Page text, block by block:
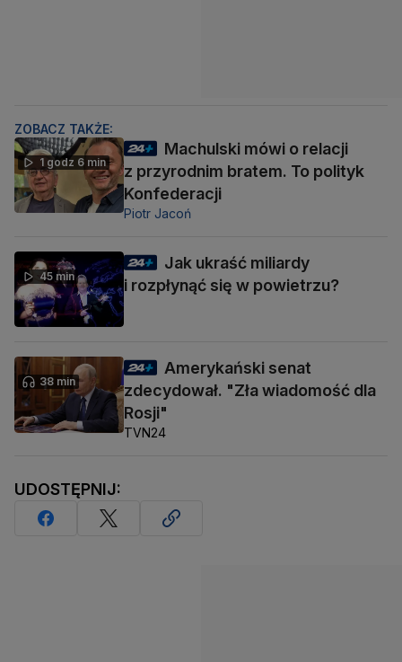
ZOBACZ TAKŻE:
1 godz 6 min
Machulski mówi o relacji
z przyrodnim bratem. To polityk
Konfederacji
Piotr Jacoń
45 min
Jak ukraść miliardy
i rozpłynąć się w powietrzu?
38 min
Amerykański senat
zdecydował. "Zła wiadomość dla
Rosji"
TVN24
UDOSTĘPNIJ: